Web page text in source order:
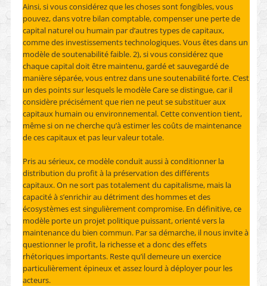
Ainsi, si vous considérez que les choses sont fongibles, vous
pouvez, dans votre bilan comptable, compenser une perte de
capital naturel ou humain par d’autres types de capitaux,
comme des investissements technologiques. Vous êtes dans un
modèle de soutenabilité faible. 2), si vous considérez que
chaque capital doit être maintenu, gardé et sauvegardé de
manière séparée, vous entrez dans une soutenabilité forte. C’est
un des points sur lesquels le modèle Care se distingue, car il
considère précisément que rien ne peut se substituer aux
capitaux humain ou environnemental. Cette convention tient,
même si on ne cherche qu’à estimer les coûts de maintenance
de ces capitaux et pas leur valeur totale.
Pris au sérieux, ce modèle conduit aussi à conditionner la
distribution du profit à la préservation des différents
capitaux. On ne sort pas totalement du capitalisme, mais la
capacité à s’enrichir au détriment des hommes et des
écosystèmes est singulièrement compromise. En définitive, ce
modèle porte un projet politique puissant, orienté vers la
maintenance du bien commun. Par sa démarche, il nous invite à
questionner le profit, la richesse et a donc des effets
rhétoriques importants. Reste qu’il demeure un exercice
particulièrement épineux et assez lourd à déployer pour les
acteurs.